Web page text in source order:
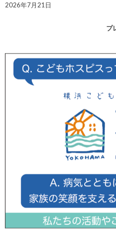
2026年7月21日
プ